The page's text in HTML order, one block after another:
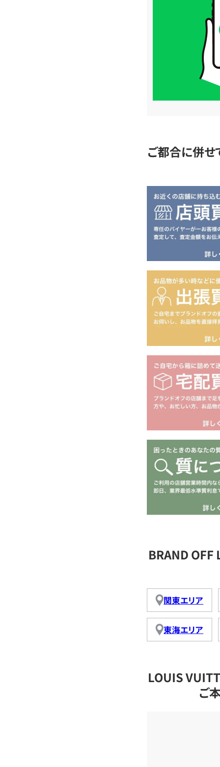
査
ご都合に併せ
BRAND
関東エリア
東海エリア
LOUIS
ご